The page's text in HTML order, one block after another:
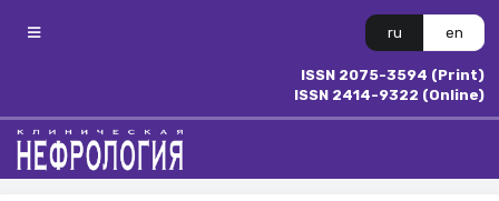
ru en
ISSN 2075-3594 (Print)
ISSN 2414-9322 (Online)